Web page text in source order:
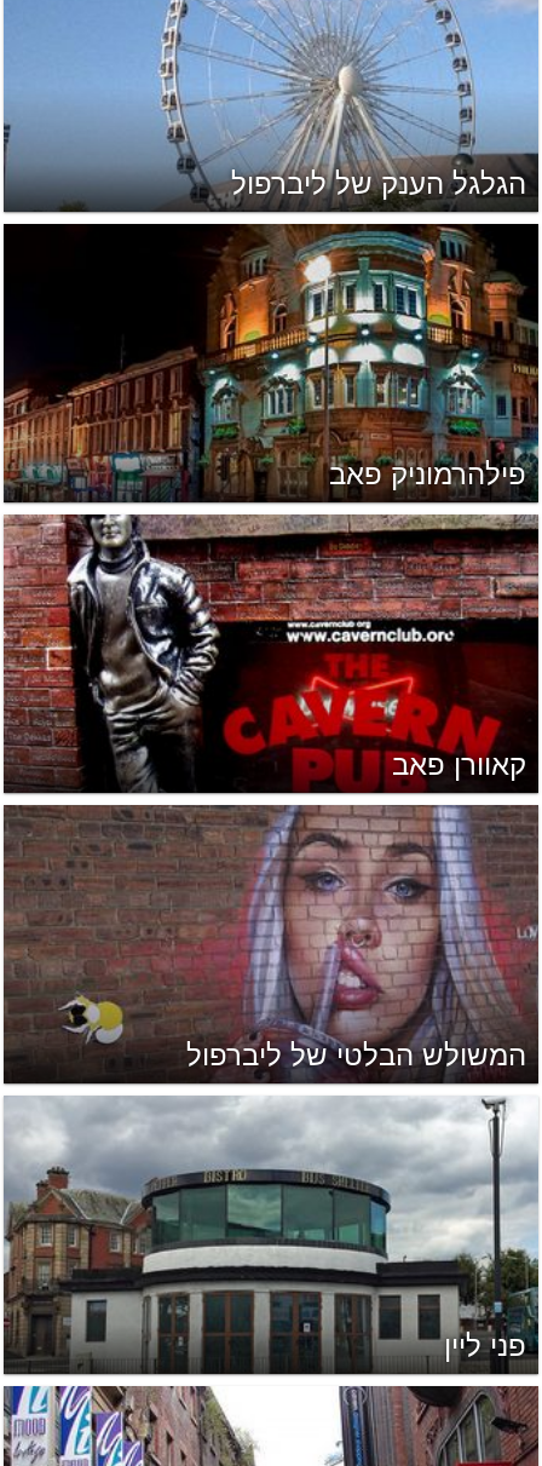
הגלגל הענק של ליברפול
פילהרמוניק פאב
קאוורן פאב
המשולש הבלטי של ליברפול
פני ליין